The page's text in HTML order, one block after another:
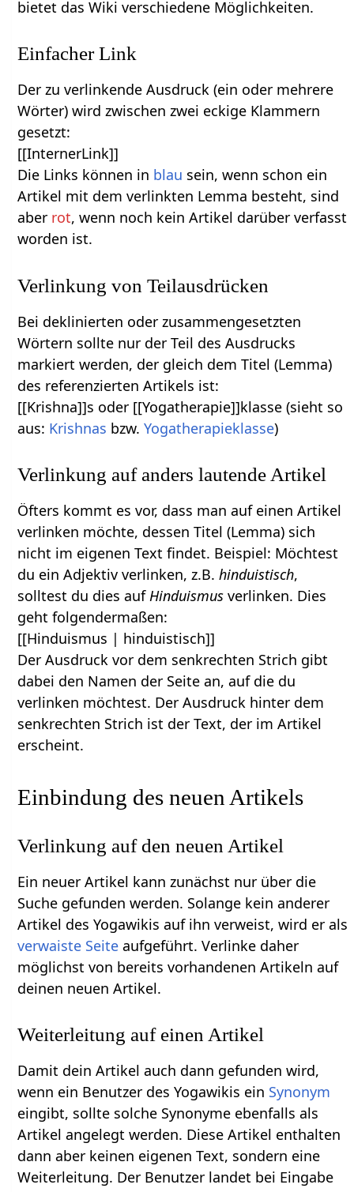
bietet das Wiki verschiedene Möglichkeiten.
Einfacher Link
Der zu verlinkende Ausdruck (ein oder mehrere
Wörter) wird zwischen zwei eckige Klammern
gesetzt:
[[InternerLink]]
Die Links können in blau sein, wenn schon ein
Artikel mit dem verlinkten Lemma besteht, sind
aber rot, wenn noch kein Artikel darüber verfasst
worden ist.
Verlinkung von Teilausdrücken
Bei deklinierten oder zusammengesetzten
Wörtern sollte nur der Teil des Ausdrucks
markiert werden, der gleich dem Titel (Lemma)
des referenzierten Artikels ist:
[[Krishna]]s oder [[Yogatherapie]]klasse (sieht so
aus: Krishnas bzw.Yogatherapieklasse)
Verlinkung auf anders lautende Artikel
Öfters kommt es vor, dass man auf einen Artikel
verlinken möchte, dessen Titel (Lemma) sich
nicht im eigenen Text findet. Beispiel: Möchtest
du ein Adjektiv verlinken, z.B.hinduistisch,
solltest du dies aufHinduismus verlinken. Dies
geht folgendermaßen:
[[Hinduismus | hinduistisch]]
Der Ausdruck vor dem senkrechten Strich gibt
dabei den Namen der Seite an, auf die du
verlinken möchtest. Der Ausdruck hinter dem
senkrechten Strich ist der Text, der im Artikel
erscheint.
Einbindung des neuen Artikels
Verlinkung auf den neuen Artikel
Ein neuer Artikel kann zunächst nur über die
Suche gefunden werden. Solange kein anderer
Artikel des Yogawikis auf ihn verweist, wird er als
verwaiste Seite aufgeführt. Verlinke daher
möglichst von bereits vorhandenen Artikeln auf
deinen neuen Artikel.
Weiterleitung auf einen Artikel
Damit dein Artikel auch dann gefunden wird,
wenn ein Benutzer des Yogawikis ein Synonym
eingibt, sollte solche Synonyme ebenfalls als
Artikel angelegt werden. Diese Artikel enthalten
dann aber keinen eigenen Text, sondern eine
Weiterleitung. Der Benutzer landet bei Eingabe